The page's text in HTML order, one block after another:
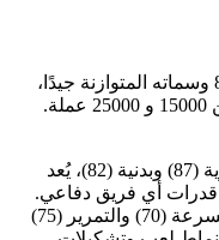
بالنظر إلى التقييم العام للابورت البالغ 85 وسماته المتوازنة جيدًا،
توفر بطاقته قيمة جيدة لنطاق سعرها بين 15000 و 25000 عملة.
بسمات دفاعية قوية (87) وبدنية (82)، يُعد
قدرات أي فريق دفاعي.
تجعل تقييماته الجيدة في السرعة (70) والتمرير (75)